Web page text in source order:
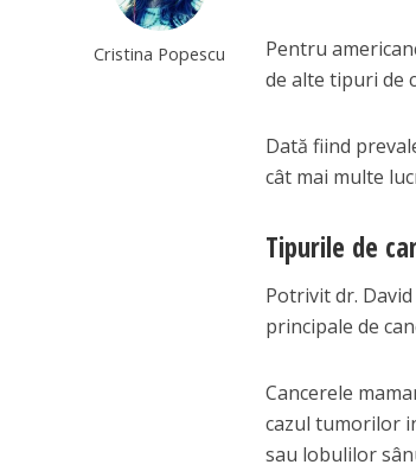
Cristina Popescu
Pentru
de alte tipuri de
Dată fiind
cât mai multe
Tipurile de
Potrivit dr.
principale de
Cancerele
cazul tumorilor
sau lobulilor